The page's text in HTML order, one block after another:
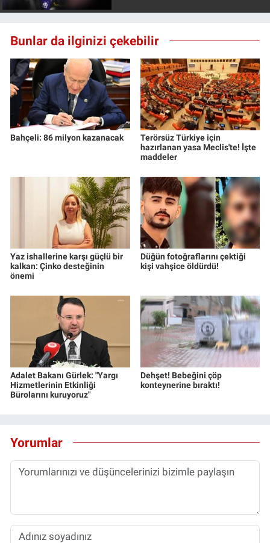
Bunlar da ilginizi çekebilir
Bahçeli: 86 milyon kazanacak
Terörsüz Türkiye için
hazırlanan yasa Meclis'te! İşte
maddeler
Yaz ishallerine karşı güçlü bir
kalkan: Çinko desteğinin
önemi
Düğün fotoğraflarını çektiği
kişi vahşice öldürdü!
Adalet Bakanı Gürlek: "Yargı
Hizmetlerinin Etkinliği
Bürolarını kuruyoruz"
Dehşet! Bebeğini çöp
konteynerine bıraktı!
Yorumlar